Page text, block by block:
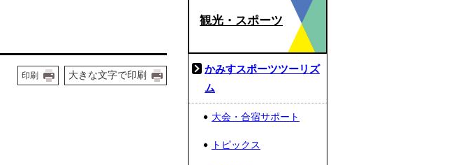
印刷 大きな文字で印刷
観光・スポーツ
かみすスポーツツーリズ
ム
大会・合宿サポート
トピックス